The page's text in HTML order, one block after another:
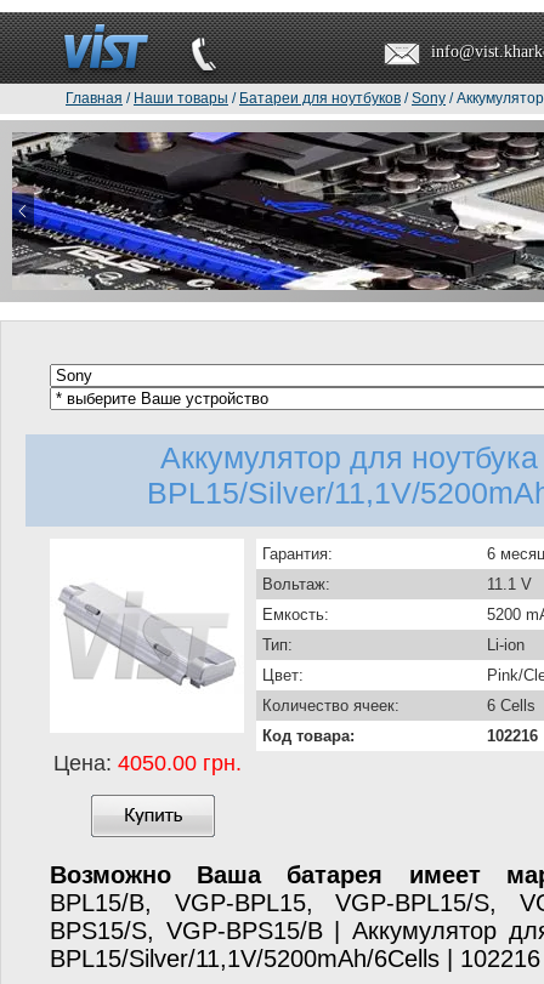
Главная / Наши товары / Батареи для ноутбуков /Sony /
Аккумулятор для
BPL15/Silver/11,1V/
Цена: 4050.00 грн.
Гарантия:
6
Вольтаж:
11.1 V
Емкость:
5200
Тип:
Li-ion
Цвет:
Pink/
Количество ячеек:
6 Cells
Код товара:
102216
Возможно Ваша батарея имеет
BPL15/B, VGP-BPL15, VGP-BPL15/S,
BPS15/S, VGP-BPS15/B | Аккумулятор
BPL15/Silver/11,1V/5200mAh/6Cells | 102216